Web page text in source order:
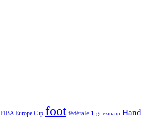
FIBA Europe Cup foot fédérale 1 griezmann Hand